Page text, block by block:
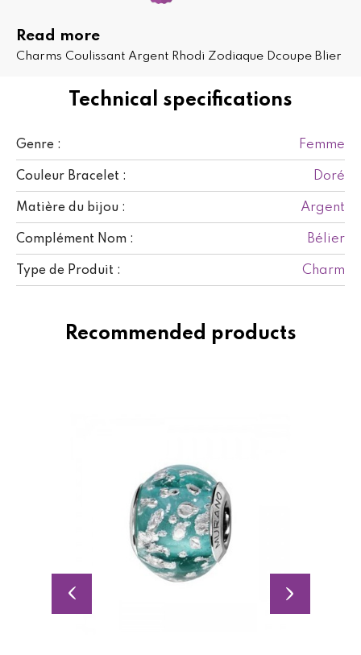
Technical specifications
Genre : Femme
Couleur Bracelet : Doré
Matière du bijou : Argent
Complément Nom : Bélier
Type de Produit : Charm
Read more
Charms Coulissant Argent Rhodi Zodiaque Dcoupe Blier
Recommended products